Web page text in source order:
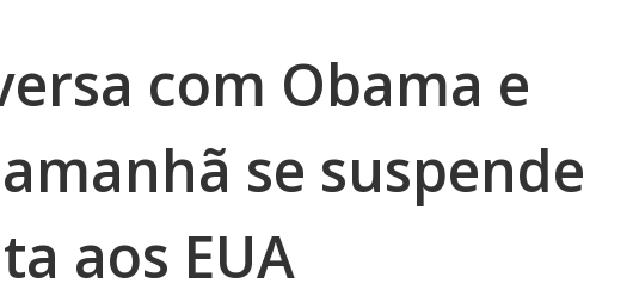
com Obama e
se suspende
aos EUA